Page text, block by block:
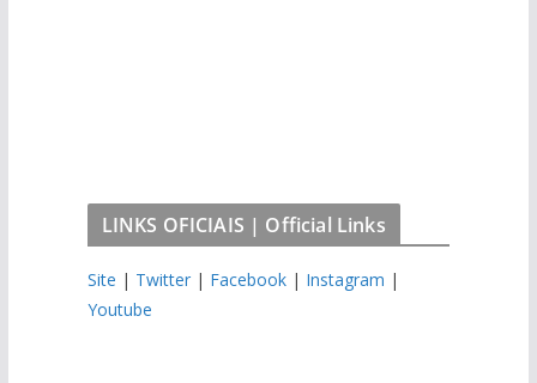
LINKS OFICIAIS | Official Links
Site | Twitter| Facebook| Instagram |
Youtube